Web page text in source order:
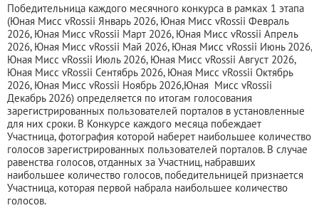
Победительница каждого месячного конкурса в рамках 1 этапа
(Юная Мисс vRossii Январь 2026, Юная Мисс vRossii Февраль
2026, Юная Мисс vRossii Март 2026, Юная Мисс vRossii Апрель
2026, Юная Мисс vRossii Май 2026, Юная Мисс vRossii Июнь 2026,
Юная Мисс vRossii Июль 2026, Юная Мисс vRossii Август 2026,
Юная Мисс vRossii Сентябрь 2026, Юная Мисс vRossii Октябрь
2026, Юная Мисс vRossii Ноябрь 2026,Юная Мисс vRossii
Декабрь 2026) определяется по итогам голосования
зарегистрированных пользователей порталов в установленные
для них сроки. В Конкурсе каждого месяца побеждает
Участница, фотография которой наберет наибольшее количество
голосов зарегистрированных пользователей порталов. В случае
равенства голосов, отданных за Участниц, набравших
наибольшее количество голосов, победительницей признается
Участница, которая первой набрала наибольшее количество
голосов.